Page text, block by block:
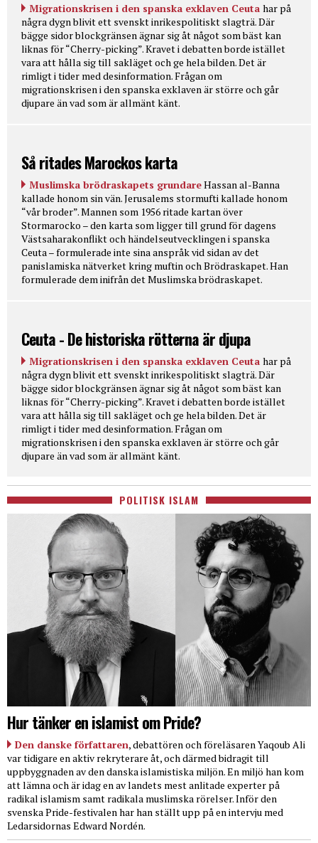
Migrationskrisen i den spanska exklaven Ceuta har på
några dygn blivit ett svenskt inrikespolitiskt slagträ. Där
bägge sidor blockgränsen ägnar sig åt något som bäst kan
liknas för “Cherry-picking”. Kravet i debatten borde istället
vara att hålla sig till sakläget och ge hela bilden. Det är
rimligt i tider med desinformation. Frågan om
migrationskrisen i den spanska exklaven är större och går
djupare än vad som är allmänt känt.
Så ritades Marockos karta
Muslimska brödraskapets grundareHassan al-Banna
kallade honom sin vän. Jerusalems stormufti kallade honom
“vår broder”. Mannen som 1956 ritade kartan över
Stormarocko – den karta som ligger till grund för dagens
Västsaharakonflikt och händelseutvecklingen i spanska
Ceuta – formulerade inte sina anspråk vid sidan av det
panislamiska nätverket kring muftin och Brödraskapet. Han
formulerade dem inifrån det Muslimska brödraskapet.
Ceuta - De historiska rötterna är djupa
Migrationskrisen i den spanska exklaven Ceuta har på
några dygn blivit ett svenskt inrikespolitiskt slagträ. Där
bägge sidor blockgränsen ägnar sig åt något som bäst kan
liknas för “Cherry-picking”. Kravet i debatten borde istället
vara att hålla sig till sakläget och ge hela bilden. Det är
rimligt i tider med desinformation. Frågan om
migrationskrisen i den spanska exklaven är större och går
djupare än vad som är allmänt känt.
POLITISK ISLAM
Hur tänker en islamist om Pride?
Den danske författaren, debattören och föreläsaren Yaqoub Ali
var tidigare en aktiv rekryterare åt, och därmed bidragit till
uppbyggnaden av den danska islamistiska miljön. En miljö han kom
att lämna och är idag en av landets mest anlitade experter på
radikal islamism samt radikala muslimska rörelser. Inför den
svenska Pride-festivalen har han ställt upp på en intervju med
Ledarsidornas Edward Nordén.